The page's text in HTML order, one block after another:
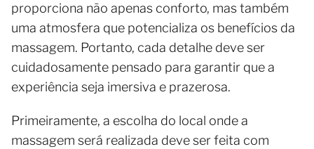
proporciona não apenas conforto, mas também
uma atmosfera que potencializa os benefícios da
massagem. Portanto, cada detalhe deve ser
cuidadosamente pensado para garantir que a
experiência seja imersiva e prazerosa.
Primeiramente, a escolha do local onde a
massagem será realizada deve ser feita com